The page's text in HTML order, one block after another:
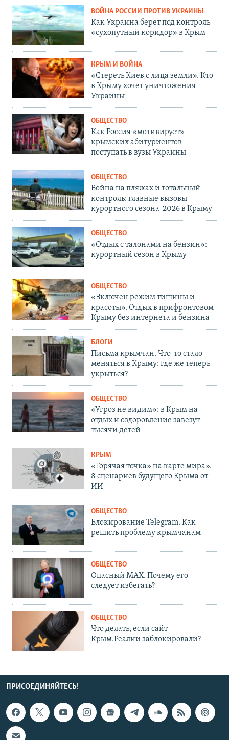
ВОЙНА РОССИИ ПРОТИВ УКРАИНЫ
Как Украина берет под контроль
«сухопутный коридор» в Крым
КРЫМ И ВОЙНА
«Стереть Киев с лица земли». Кто
в Крыму хочет уничтожения
Украины
ОБЩЕСТВО
Как Россия «мотивирует»
крымских абитуриентов
поступать в вузы Украины
ОБЩЕСТВО
Война на пляжах и тотальный
контроль: главные вызовы
курортного сезона-2026 в Крыму
ОБЩЕСТВО
«Отдых с талонами на бензин»:
курортный сезон в Крыму
ОБЩЕСТВО
«Включен режим тишины и
красоты». Отдых в прифронтовом
Крыму без интернета и бензина
БЛОГИ
Письма крымчан. Что-то стало
меняться в Крыму: где же теперь
укрыться?
ОБЩЕСТВО
«Угроз не видим»: в Крым на
отдых и оздоровление завезут
тысячи детей
КРЫМ
«Горячая точка» на карте мира».
8 сценариев будущего Крыма от
ИИ
ОБЩЕСТВО
Блокирование Telegram. Как
решить проблему крымчанам
ОБЩЕСТВО
Опасный MAX. Почему его
следует избегать?
ОБЩЕСТВО
Что делать, если сайт
Крым.Реалии заблокировали?
ПРИСОЕДИНЯЙТЕСЬ!